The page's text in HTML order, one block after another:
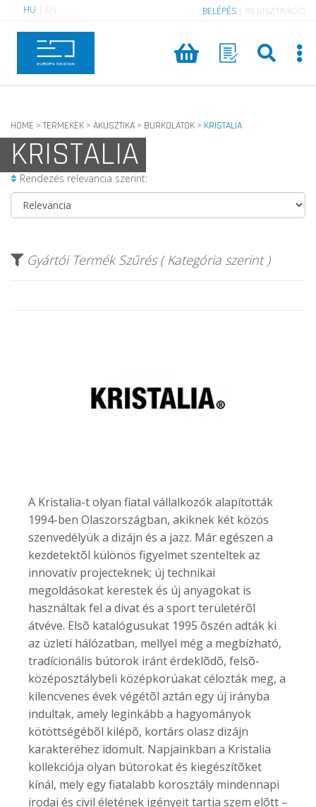
HU EN BELÉPÉS REGISZTRÁCIÓ
HOME > TERMEKEK > AKUSZTIKA > BURKOLATOK > KRISTALIA
KRISTALIA
Rendezés relevancia szerint:
Gyártói Termék Szűrés ( Kategória szerint )
A Kristalia-t olyan fiatal vállalkozók alapították
1994-ben Olaszországban, akiknek két közös
szenvedélyük a dizájn és a jazz. Már egészen a
kezdetektõl különös figyelmet szenteltek az
innovatív projecteknek; új technikai
megoldásokat kerestek és új anyagokat is
használtak fel a divat és a sport területérõl
átvéve. Elsõ katalógusukat 1995 õszén adták ki
az üzleti hálózatban, mellyel még a megbízható,
tradícionális bútorok iránt érdeklõdõ, felsõ-
középosztálybeli középkorúakat célozták meg, a
kilencvenes évek végétõl aztán egy új irányba
indultak, amely leginkább a hagyományok
kötöttségébõl kilépõ, kortárs olasz dizájn
karakteréhez idomult. Napjainkban a Kristalia
kollekciója olyan bútorokat és kiegészítõket
kínál, mely egy fiatalabb korosztály mindennapi
irodai és civil életének igényeit tartja szem elõtt –